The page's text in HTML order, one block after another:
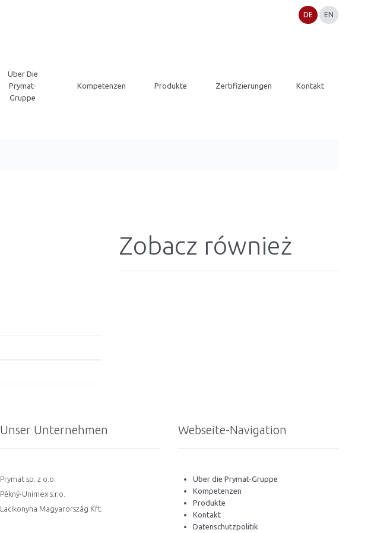
DE EN
Über Die
Prymat-
Gruppe
Kompetenzen Produkte Zertifizierungen Kontakt
Zobacz również
Unser Unternehmen
Prymat sp. z o.o.
Pěkný-Unimex s.r.o.
Lacikonyha Magyarország Kft.
Webseite-Navigation
Über die Prymat-Gruppe
Kompetenzen
Produkte
Kontakt
Datenschutzpolitik